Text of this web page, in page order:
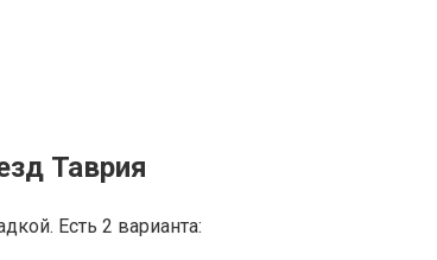
Таврия
Есть 2 варианта: